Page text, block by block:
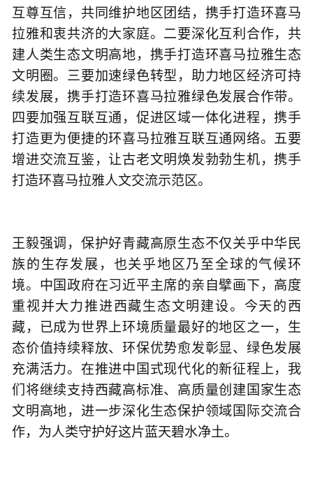
互尊互信，共同维护地区团结，携手打造环喜马
拉雅和衷共济的大家庭。二要深化互利合作，共
建人类生态文明高地，携手打造环喜马拉雅生态
文明圈。三要加速绿色转型，助力地区经济可持
续发展，携手打造环喜马拉雅绿色发展合作带。
四要加强互联互通，促进区域一体化进程，携手
打造更为便捷的环喜马拉雅互联互通网络。五要
增进交流互鉴，让古老文明焕发勃勃生机，携手
打造环喜马拉雅人文交流示范区。
王毅强调，保护好青藏高原生态不仅关乎中华民
族的生存发展，也关乎地区乃至全球的气候环
境。中国政府在习近平主席的亲自擘画下，高度
重视并大力推进西藏生态文明建设。今天的西
藏，已成为世界上环境质量最好的地区之一，生
态价值持续释放、环保优势愈发彰显、绿色发展
充满活力。在推进中国式现代化的新征程上，我
们将继续支持西藏高标准、高质量创建国家生态
文明高地，进一步深化生态保护领域国际交流合
作，为人类守护好这片蓝天碧水净土。